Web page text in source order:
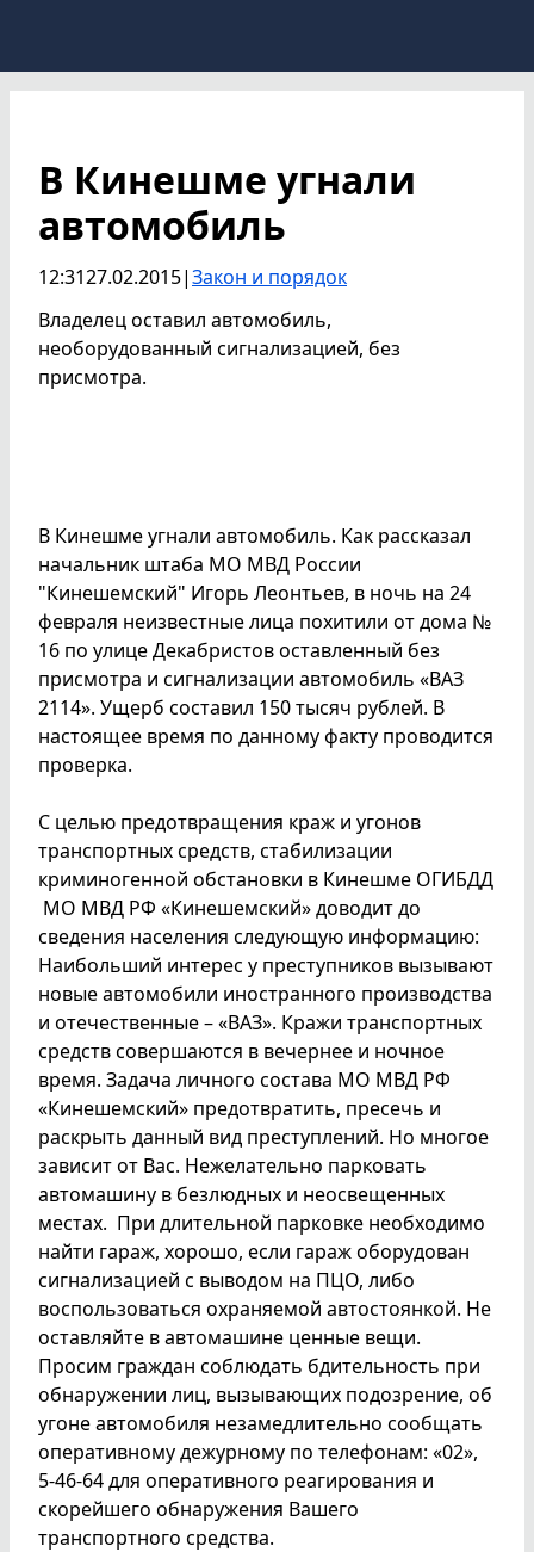
В Кинешме угнали
автомобиль
12:3127.02.2015|Закон и порядок
Владелец оставил автомобиль,
необорудованный сигнализацией, без
присмотра.
В Кинешме угнали автомобиль. Как рассказал
начальник штаба МО МВД России
"Кинешемский" Игорь Леонтьев, в ночь на 24
февраля неизвестные лица похитили от дома №
16 по улице Декабристов оставленный без
присмотра и сигнализации автомобиль «ВАЗ
2114». Ущерб составил 150 тысяч рублей. В
настоящее время по данному факту проводится
проверка.
С целью предотвращения краж и угонов
транспортных средств, стабилизации
криминогенной обстановки в Кинешме ОГИБДД
МО МВД РФ «Кинешемский» доводит до
сведения населения следующую информацию:
Наибольший интерес у преступников вызывают
новые автомобили иностранного производства
и отечественные – «ВАЗ». Кражи транспортных
средств совершаются в вечернее и ночное
время. Задача личного состава МО МВД РФ
«Кинешемский» предотвратить, пресечь и
раскрыть данный вид преступлений. Но многое
зависит от Вас. Нежелательно парковать
автомашину в безлюдных и неосвещенных
местах. При длительной парковке необходимо
найти гараж, хорошо, если гараж оборудован
сигнализацией с выводом на ПЦО, либо
воспользоваться охраняемой автостоянкой. Не
оставляйте в автомашине ценные вещи.
Просим граждан соблюдать бдительность при
обнаружении лиц, вызывающих подозрение, об
угоне автомобиля незамедлительно сообщать
оперативному дежурному по телефонам: «02»,
5-46-64 для оперативного реагирования и
скорейшего обнаружения Вашего
транспортного средства.